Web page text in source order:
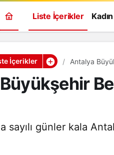
Liste İçerikler Kadın
İçerikler
sayılı günler kala